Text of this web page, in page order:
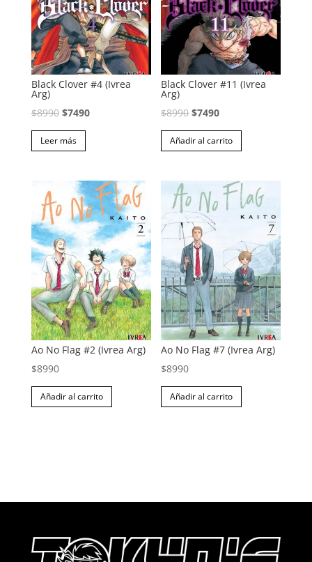
Black Clover #4 (Ivrea
Arg)
$8990 El
precio
original
$8990.
$7490El
$7490.
Leer más
Black Clover #11 (Ivrea
Arg)
$8990 El
precio
original
$8990.
$7490El
precio
actual
$7490.
Añadir al carrito
Ao No Flag #2 (Ivrea Arg)
$8990
Añadir al carrito
Ao No Flag #7 (Ivrea Arg)
$8990
Añadir al carrito